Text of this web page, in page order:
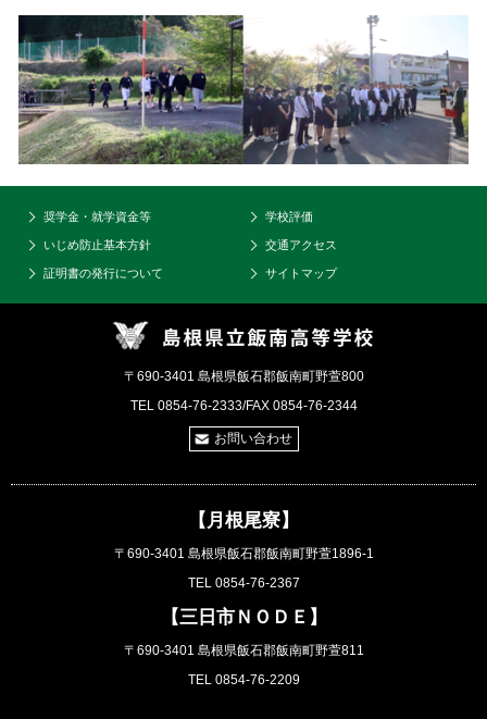
奨学金・就学資金等 学校評価
いじめ防止基本方針 交通アクセス
証明書の発行について サイトマップ
〒690-3401 島根県飯石郡飯南町野萱800
TEL 0854-76-2333/FAX 0854-76-2344
お問い合わせ
【月根尾寮】
〒690-3401 島根県飯石郡飯南町野萱1896-1
TEL 0854-76-2367
【三日市ＮＯＤＥ】
〒690-3401 島根県飯石郡飯南町野萱811
TEL 0854-76-2209